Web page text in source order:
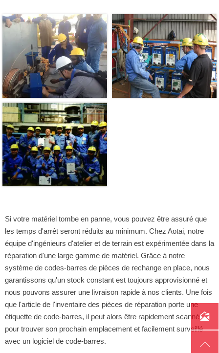
Si votre matériel tombe en panne, vous pouvez être assuré que
les temps d'arrêt seront réduits au minimum. Chez Aotai, notre
équipe d'ingénieurs d'atelier et de terrain est expérimentée dans la
réparation d'une large gamme de matériel. Grâce à notre
système de codes-barres de pièces de rechange en place, nous
garantissons qu'un stock constant est toujours approvisionné et
nous pouvons assurer une livraison rapide à nos clients. Une fois
que l'article de l'inventaire des pièces de réparation porte une
étiquette de code-barres, il peut alors être rapidement scanné
pour trouver son prochain emplacement et facilement surveillé
avec un logiciel de code-barres.

